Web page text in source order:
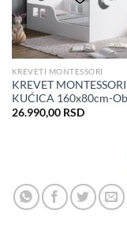
KREVETI MONTESSORI
KREVET MONTESSORI
KUĆICA 160x80cm-
26.990,00 RSD